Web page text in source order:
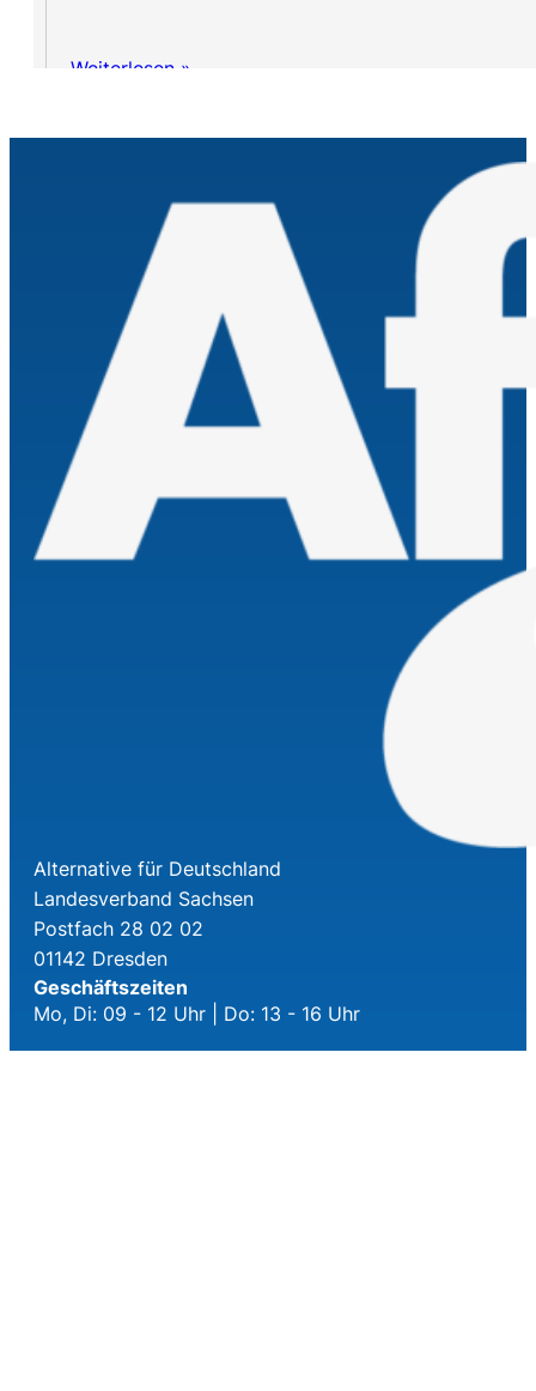
Weiterlesen »
Alternative für Deutschland
Landesverband Sachsen
Postfach 28 02 02
01142 Dresden
Geschäftszeiten
Mo, Di: 09 - 12 Uhr | Do: 13 - 16 Uhr